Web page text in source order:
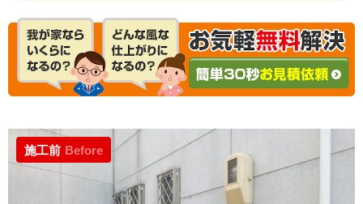
施工前 Before